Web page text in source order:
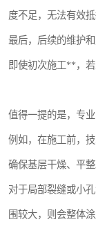
度不足，无法有效抵
最后，后续的维护
即使初次施工**，
值得一提的是，专
例如，在施工前，
确保基层干燥、平整
对于局部裂缝或小
围较大，则会整体